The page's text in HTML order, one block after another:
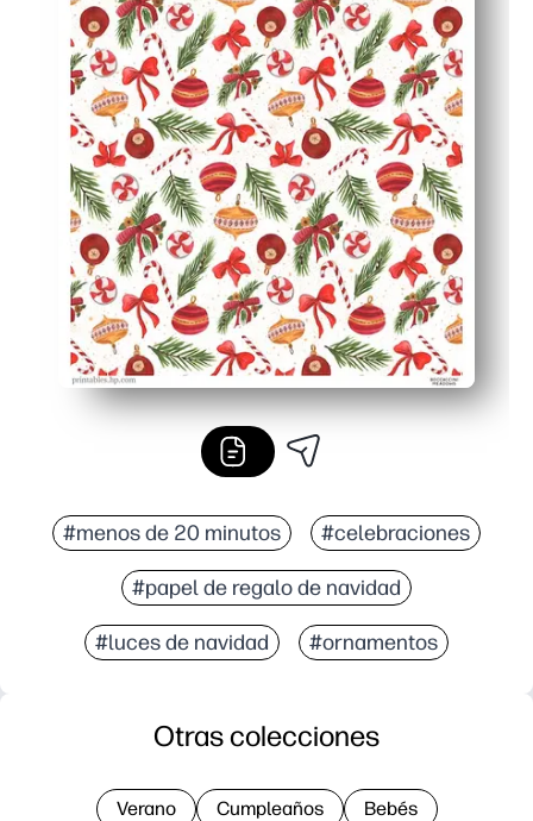
#menos de 20 minutos #celebraciones
#papel de regalo de navidad
#luces de navidad #ornamentos
Otras colecciones
Verano Cumpleaños Bebés